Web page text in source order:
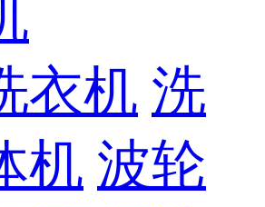
衣机 洗
机 波轮